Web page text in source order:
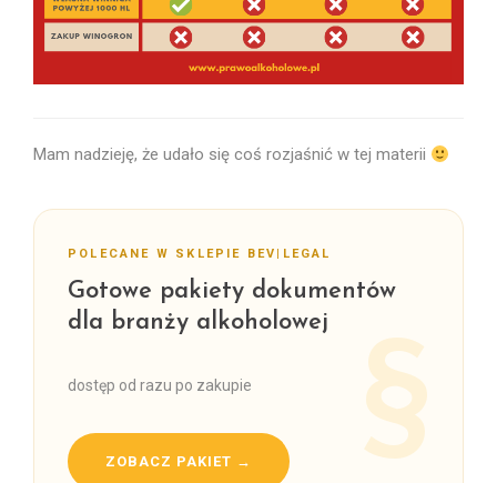
Mam nadzieję, że udało się coś rozjaśnić w tej materii
POLECANE W SKLEPIE BEV|LEGAL
Gotowe pakiety dokumentów
dla branży alkoholowej
dostęp od razu po zakupie
ZOBACZ PAKIET →